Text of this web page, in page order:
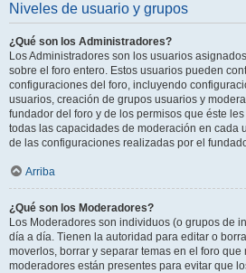
Niveles de usuario y grupos
¿Qué son los Administradores?
Los Administradores son los usuarios
sobre el foro entero. Estos usuarios pueden
configuraciones del foro, incluyendo
usuarios, creación de grupos usuarios y
fundador del foro y de los permisos que éste
todas las capacidades de moderación en cada
de las configuraciones realizadas por el
Arriba
¿Qué son los Moderadores?
Los Moderadores son individuos (o grupos de
día a día. Tienen la autoridad para editar o
moverlos, borrar y separar temas en el foro
moderadores están presentes para evitar que